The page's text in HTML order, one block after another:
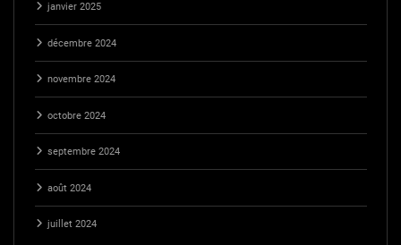
janvier 2025
décembre 2024
novembre 2024
octobre 2024
septembre 2024
août 2024
juillet 2024